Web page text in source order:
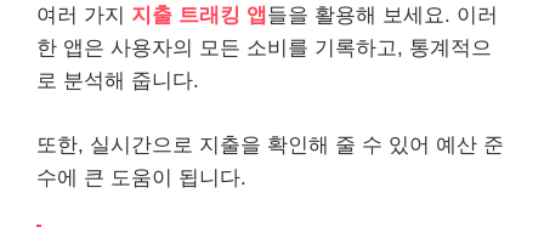
여러 가지 지출 트래킹 앱 들을 활용해 보세요. 이러
한 앱은 사용자의 모든 소비를 기록하고, 통계적으
로 분석해 줍니다.
또한, 실시간으로 지출을 확인해 줄 수 있어 예산 준
수에 큰 도움이 됩니다.